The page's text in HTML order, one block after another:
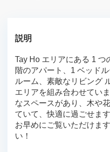
説明
Tay Ho エリアにある 1 つ
階のアパート、1 ベッド
ルーム、素敵なリビング
エリアを組み合わせてい
なスペースがあり、木や
ていて、快適に過ごせます
お早めにご覧いただけま
い！